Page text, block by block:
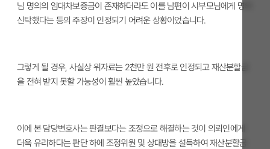
님 명의의 임대차보증금이 존재하더라도 이를 남편이 시부모님에게 명의
신탁했다는 등의 주장이 인정되기 어려운 상황이었습니다.
그렇게 될 경우, 사실상 위자료는 2천만 원 전후로 인정되고 재산분할금
을 전혀 받지 못할 가능성이 훨씬 높았습니다.
이에 본 담당변호사는 판결보다는 조정으로 해결하는 것이 의뢰인에게
더욱 유리하다는 판단 하에 조정위원 및 상대방을 설득하여 재산분할금